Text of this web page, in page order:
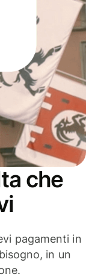
che
pagamenti in
in un